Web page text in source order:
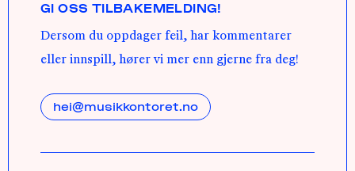
GI OSS TILBAKEMELDING!
Dersom du oppdager feil, har kommentarer
eller innspill, hører vi mer enn gjerne fra deg!
hei@musikkontoret.no